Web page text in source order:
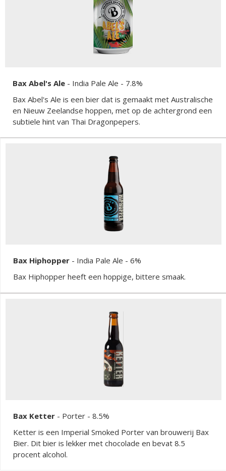
Bax Abel's Ale - India Pale Ale - 7.8%
Bax Abel's Ale is een bier dat is gemaakt met Australische
en Nieuw Zeelandse hoppen, met op de achtergrond een
subtiele hint van Thai Dragonpepers.
Bax Hiphopper - India Pale Ale - 6%
Bax Hiphopper heeft een hoppige, bittere smaak.
Bax Ketter - Porter - 8.5%
Ketter is een Imperial Smoked Porter van brouwerij Bax
Bier. Dit bier is lekker met chocolade en bevat 8.5
procent alcohol.